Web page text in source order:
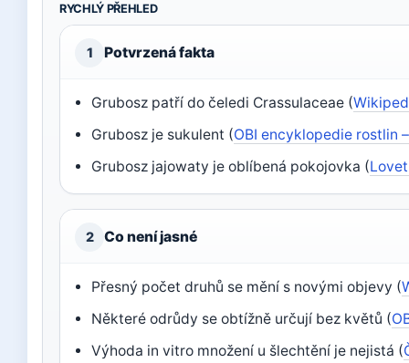
RYCHLÝ PŘEHLED
1 Potvrzená fakta
Grubosz patří do čeledi Crassulaceae (
Grubosz je sukulent (OBI encyklopedie rostlin
Grubosz jajowaty je oblíbená pokojovka (
2 Co není jasné
Přesný počet druhů se mění s novými objevy (
Některé odrůdy se obtížně určují bez květů (
Výhoda in vitro množení u šlechtění je nejistá (